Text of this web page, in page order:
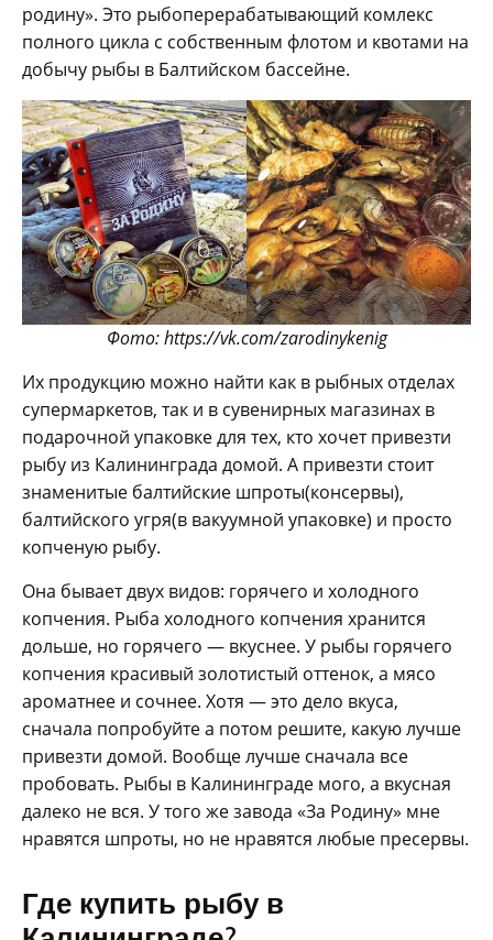
родину». Это рыбоперерабатывающий комлекс
полного цикла с собственным флотом и квотами на
добычу рыбы в Балтийском бассейне.
Фото: https://vk.com/zarodinykenig
Их продукцию можно найти как в рыбных отделах
супермаркетов, так и в сувенирных магазинах в
подарочной упаковке для тех, кто хочет привезти
рыбу из Калининграда домой. А привезти стоит
знаменитые балтийские шпроты(консервы),
балтийского угря(в вакуумной упаковке) и просто
копченую рыбу.
Она бывает двух видов: горячего и холодного
копчения. Рыба холодного копчения хранится
дольше, но горячего — вкуснее. У рыбы горячего
копчения красивый золотистый оттенок, а мясо
ароматнее и сочнее. Хотя — это дело вкуса,
сначала попробуйте а потом решите, какую лучше
привезти домой. Вообще лучше сначала все
пробовать. Рыбы в Калининграде мого, а вкусная
далеко не вся. У того же завода «За Родину» мне
нравятся шпроты, но не нравятся любые пресервы.
Где купить рыбу в